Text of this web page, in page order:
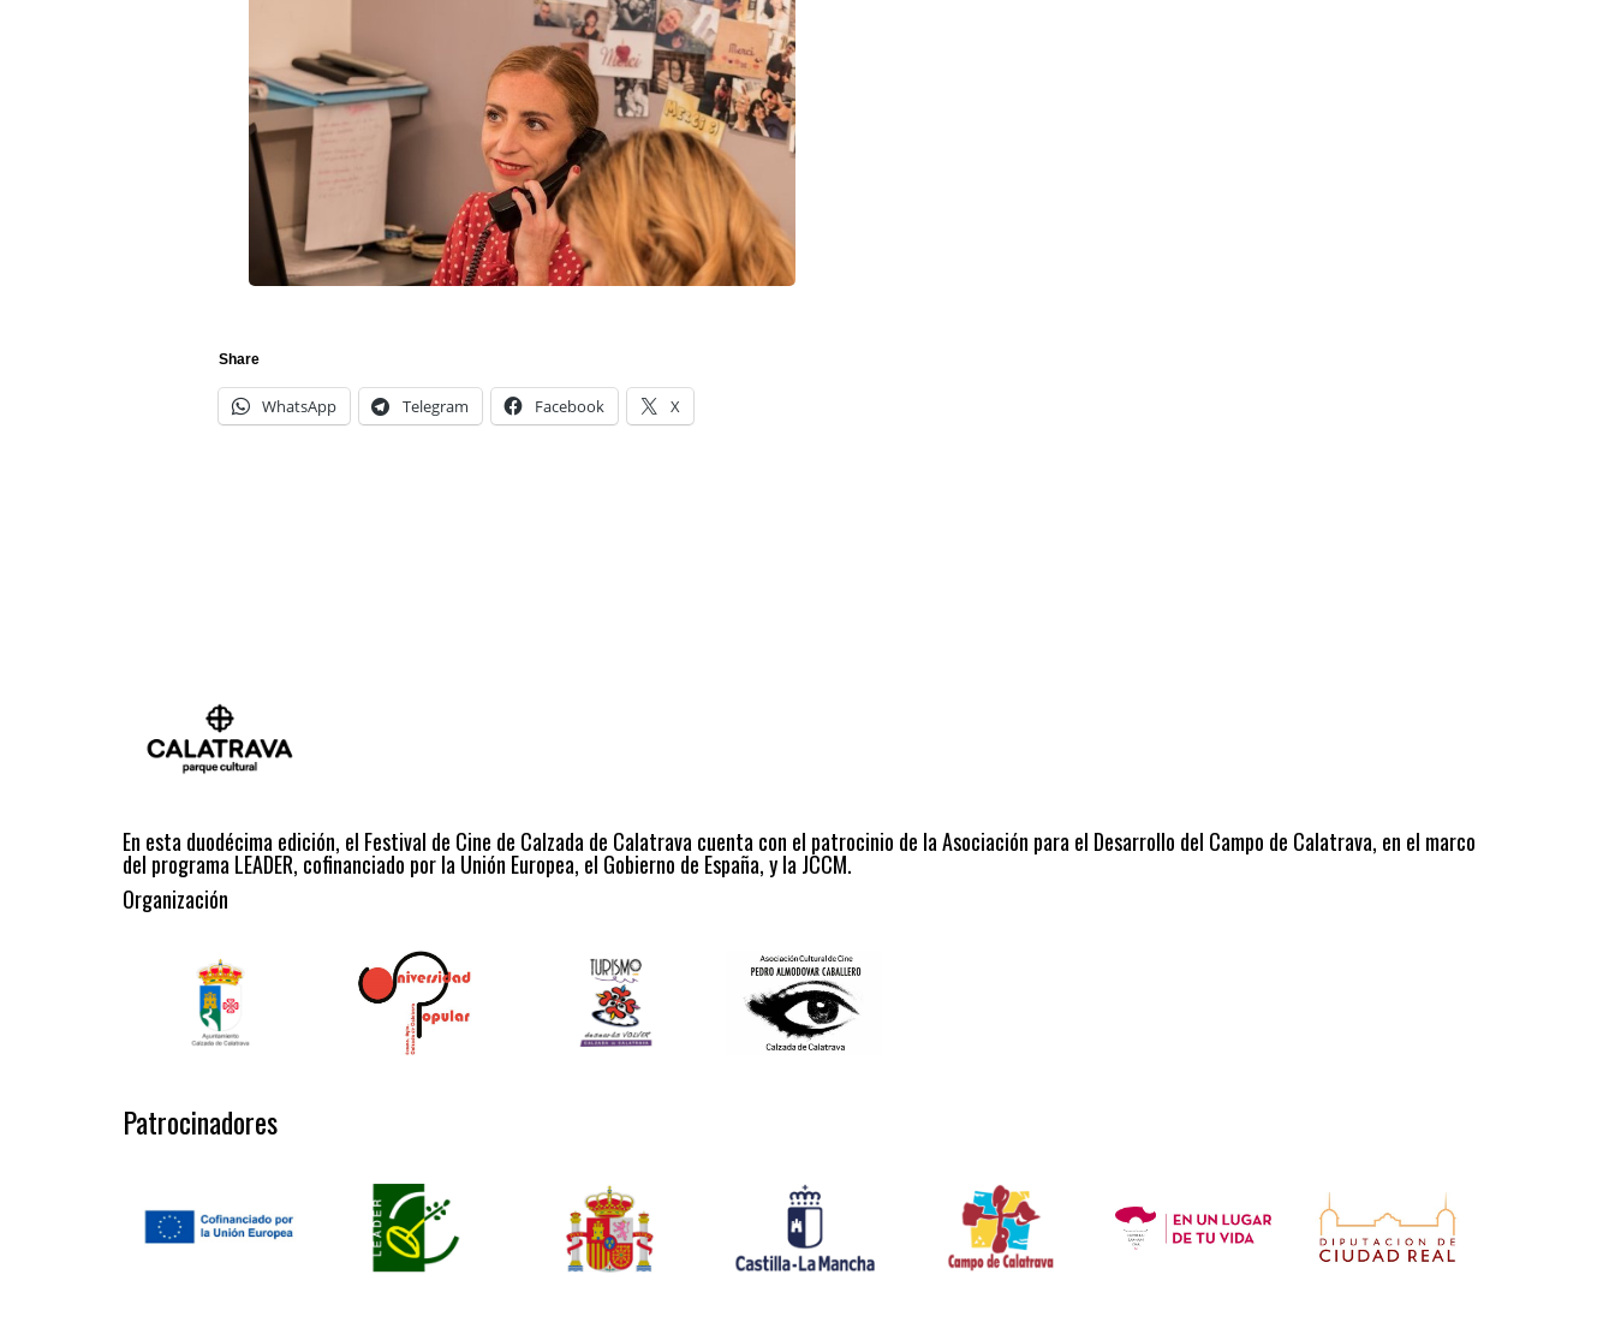
Share
WhatsApp Telegram Facebook X
En esta duodécima edición, el Festival de Cine de Calzada de Calatrava cuenta con el patrocinio de la Asociación para el Desarrollo del Campo de Calatrava, en el marco
del programa LEADER, cofinanciado por la Unión Europea, el Gobierno de España, y la JCCM.
Organización
Patrocinadores